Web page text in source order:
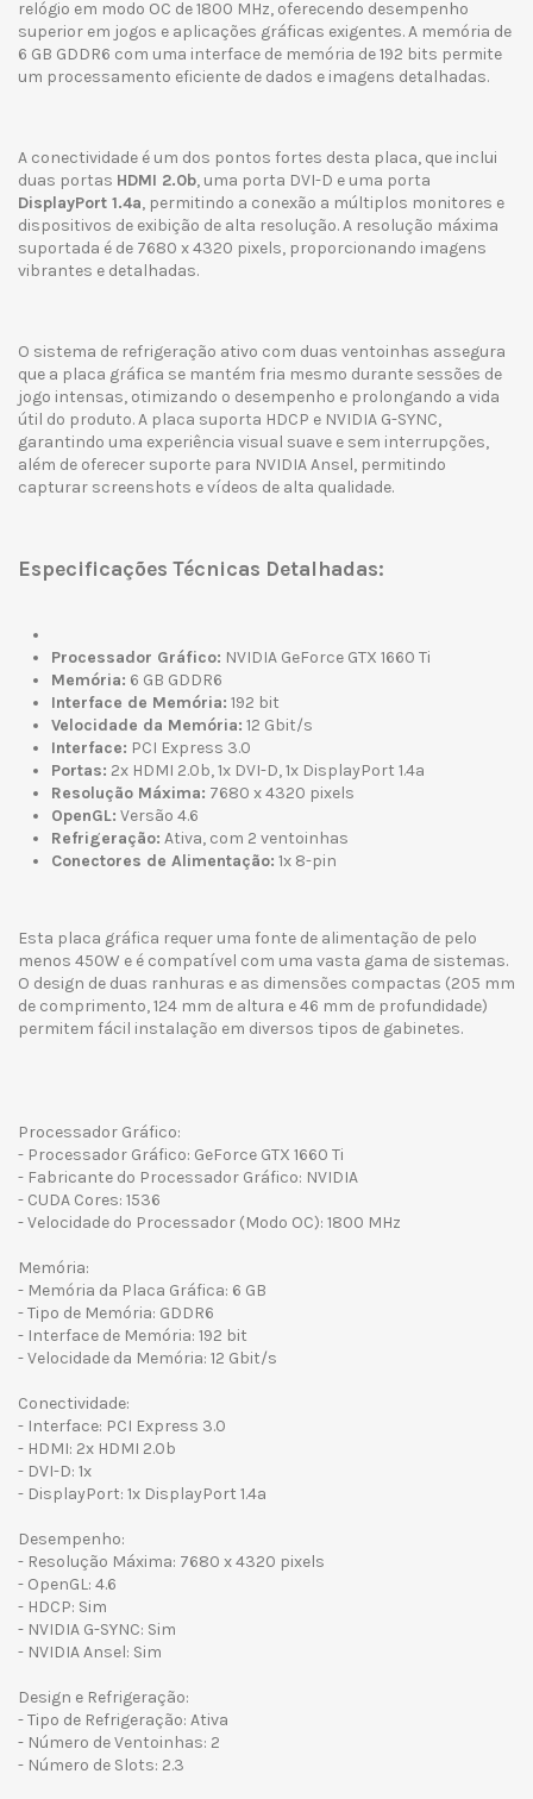
relógio em modo OC de 1800 MHz, oferecendo desempenho
superior em jogos e aplicações gráficas exigentes. A memória de
6 GB GDDR6 com uma interface de memória de 192 bits permite
um processamento eficiente de dados e imagens detalhadas.
A conectividade é um dos pontos fortes desta placa, que inclui
duas portas HDMI 2.0b, uma porta DVI-D e uma porta
DisplayPort 1.4a, permitindo a conexão a múltiplos monitores e
dispositivos de exibição de alta resolução. A resolução máxima
suportada é de 7680 x 4320 pixels, proporcionando imagens
vibrantes e detalhadas.
O sistema de refrigeração ativo com duas ventoinhas assegura
que a placa gráfica se mantém fria mesmo durante sessões de
jogo intensas, otimizando o desempenho e prolongando a vida
útil do produto. A placa suporta HDCP e NVIDIA G-SYNC,
garantindo uma experiência visual suave e sem interrupções,
além de oferecer suporte para NVIDIA Ansel, permitindo
capturar screenshots e vídeos de alta qualidade.
Especificações Técnicas Detalhadas:
Processador Gráfico: NVIDIA GeForce GTX 1660 Ti
Memória: 6 GB GDDR6
Interface de Memória: 192 bit
Velocidade da Memória: 12 Gbit/s
Interface: PCI Express 3.0
Portas: 2x HDMI 2.0b, 1x DVI-D, 1x DisplayPort 1.4a
Resolução Máxima: 7680 x 4320 pixels
OpenGL: Versão 4.6
Refrigeração: Ativa, com 2 ventoinhas
Conectores de Alimentação: 1x 8-pin
Esta placa gráfica requer uma fonte de alimentação de pelo
menos 450W e é compatível com uma vasta gama de sistemas.
O design de duas ranhuras e as dimensões compactas (205 mm
de comprimento, 124 mm de altura e 46 mm de profundidade)
permitem fácil instalação em diversos tipos de gabinetes.
Processador Gráfico:
- Processador Gráfico: GeForce GTX 1660 Ti
- Fabricante do Processador Gráfico: NVIDIA
- CUDA Cores: 1536
- Velocidade do Processador (Modo OC): 1800 MHz
Memória:
- Memória da Placa Gráfica: 6 GB
- Tipo de Memória: GDDR6
- Interface de Memória: 192 bit
- Velocidade da Memória: 12 Gbit/s
Conectividade:
- Interface: PCI Express 3.0
- HDMI: 2x HDMI 2.0b
- DVI-D: 1x
- DisplayPort: 1x DisplayPort 1.4a
Desempenho:
- Resolução Máxima: 7680 x 4320 pixels
- OpenGL: 4.6
- HDCP: Sim
- NVIDIA G-SYNC: Sim
- NVIDIA Ansel: Sim
Design e Refrigeração:
- Tipo de Refrigeração: Ativa
- Número de Ventoinhas: 2
- Número de Slots: 2.3